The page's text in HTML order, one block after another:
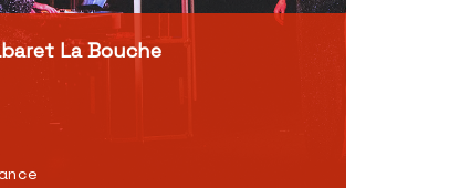
La Bouche